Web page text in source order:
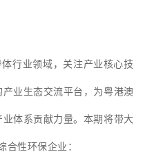
行业领域，关注产业核心技
业生态交流平台，为粤港澳
体系贡献力量。本期将带大
性环保企业：